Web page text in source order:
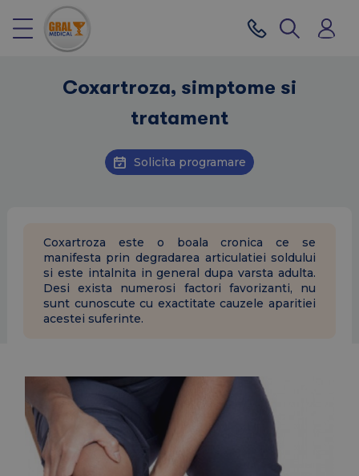
Coxartroza, simptome si
tratament
Solicita programare
Coxartroza este o boala cronica ce se
manifesta prin degradarea articulatiei soldului
si este intalnita in general dupa varsta adulta.
Desi exista numerosi factori favorizanti, nu
sunt cunoscute cu exactitate cauzele aparitiei
acestei suferinte.